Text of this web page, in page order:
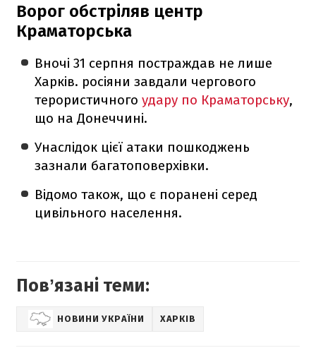
Ворог обстріляв центр
Краматорська​
Вночі 31 серпня постраждав не лише
Харків. росіяни завдали чергового
терористичногоудару по Краматорську,
що на Донеччині.
Унаслідок цієї атаки пошкоджень
зазнали багатоповерхівки.
Відомо також, що є поранені серед
цивільного населення.
Повʼязані теми:
НОВИНИ УКРАЇНИ ХАРКІВ